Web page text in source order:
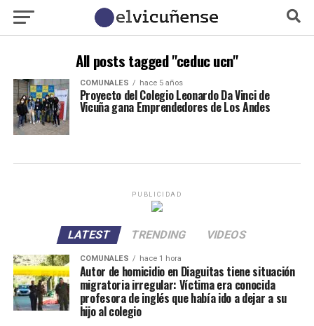
All posts tagged "ceduc ucn"
COMUNALES hace 5 años
Proyecto del Colegio Leonardo Da Vinci de
Vicuña gana Emprendedores de Los Andes
PUBLICIDAD
LATEST TRENDING VIDEOS
COMUNALES hace 1 hora
Autor de homicidio en Diaguitas tiene situación
migratoria irregular: Víctima era conocida
profesora de inglés que había ido a dejar a su
hijo al colegio